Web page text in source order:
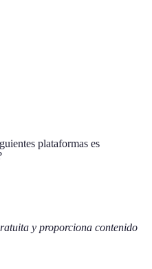
plataformas es
y proporciona contenido